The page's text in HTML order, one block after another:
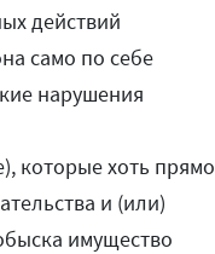
действий
само по себе
нарушения
которые хоть прямо
и (или)
имущество